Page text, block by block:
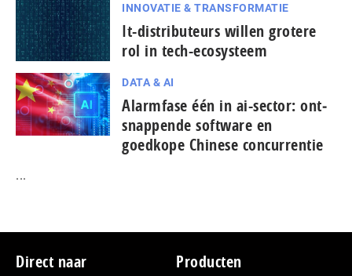
INNOVATIE & TRANSFORMATIE
It-dis­tri­bu­teurs willen grotere
rol in tech-ecosysteem
DATA & AI
Alarmfase één in ai-sector: ont­
snap­pen­de software en
goedkope Chinese con­cur­ren­tie
...
Footer
Direct naar Producten